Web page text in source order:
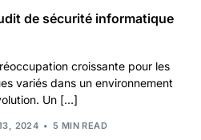
de sécurité informatique
croissante pour les
variés dans un environnement
Un […]
2024 5 MIN READ